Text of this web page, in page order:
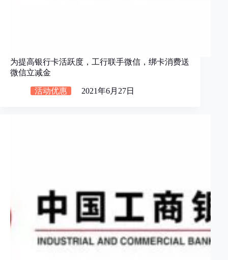
为提高银行卡活跃度，工行联手微信，绑卡消费送
微信立减金
活动优惠 2021年6月27日